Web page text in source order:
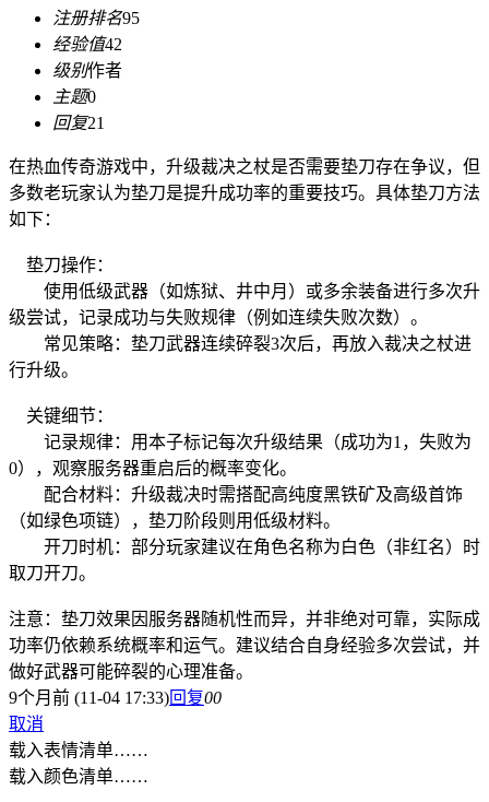
注册排名95
经验值42
级别作者
主题0
回复21
在热血传奇游戏中，升级裁决之杖是否需要垫刀存在争议，但
多数老玩家认为垫刀是提升成功率的重要技巧。具体垫刀方法
如下：
垫刀操作：
使用低级武器（如炼狱、井中月）或多余装备进行多次升
级尝试，记录成功与失败规律（例如连续失败次数）。
常见策略：垫刀武器连续碎裂3次后，再放入裁决之杖进
行升级。
关键细节：
记录规律：用本子标记每次升级结果（成功为1，失败为
0），观察服务器重启后的概率变化。
配合材料：升级裁决时需搭配高纯度黑铁矿及高级首饰
（如绿色项链），垫刀阶段则用低级材料。
开刀时机：部分玩家建议在角色名称为白色（非红名）时
取刀开刀。
注意：垫刀效果因服务器随机性而异，并非绝对可靠，实际成
功率仍依赖系统概率和运气。建议结合自身经验多次尝试，并
做好武器可能碎裂的心理准备。
9个月前 (11-04 17:33)回复00
取消
载入表情清单……
载入颜色清单……